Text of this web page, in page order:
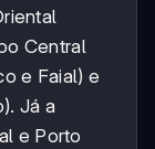
Central
e Faial) e
Já a
e Porto